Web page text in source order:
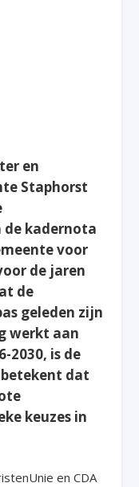
en
Staphorst
de kadernota
voor
de jaren
de
geleden zijn
werkt aan
2030, is de
dat
keuzes in
en CDA